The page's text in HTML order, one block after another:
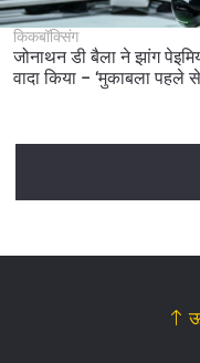
किकबॉक्सिंग
जोनाथन डी बैला ने झांग
वादा किया – ‘मुकाबला पहले